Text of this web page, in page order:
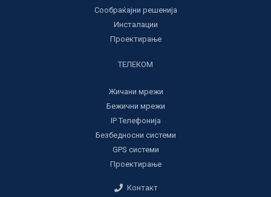
Сообраќајни решенија
Инсталации
Проектирање
ТЕЛЕКОМ
Жичани мрежи
Бежични мрежи
IP Телефонија
Безбедносни системи
GPS системи
Проектирање
Контакт